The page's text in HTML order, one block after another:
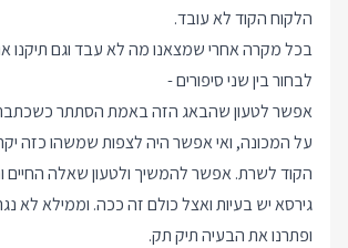
הלקוח הקוד לא עובד.
בכל מקרה אחרי שמצאנו מה לא עבד וגם תיקנו
לבחור בין שני סיפורים -
אפשר לטעון שהבאג הזה באמת הסתתר
על המכונה, ואי אפשר היה לצפות שמשהו כזה
הקוד לשרת. אפשר להמשיך ולטעון שאלה החיים
גירסא יש בעיות ואצל כולם זה ככה. וממילא לא
ופתרנו את הבעיה תיק תק.